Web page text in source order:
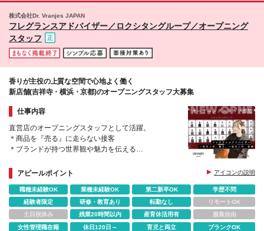
港手当（空港勤務の場合） ◆深夜早朝手当（7時前・
22時以降のシフト勤務に対し） ▼嬉しい制度もご用
引がある福利厚生 □外貨両替優遇レート制度 …etc. ※
残業代は別途支給します ※試用期間あり（6ヶ月／期
務地もございます
に限り、会社が認めたときはタクシー利用可能 ※受動
喫煙対策:屋内禁煙（一部テナント施設に喫煙室設置
クセス情報」よりご確認ください。
株式会社Dr. Vranjes JAPAN
フレグランスアドバイザー／ロクシタングループ／オープニング
スタッフ
香りが主役の上質な空間で心地よく働く
新店舗(吉祥寺・横浜・京都)のオープニングスタッフ大募集
仕事内容
直営店のオープニングスタッフとして活躍。
＊商品を『売る』に走らない接客
＊ブランドが持つ世界観や魅力を伝える
アピールポイント
アイコンの説明
職種未経験OK 業種未経験OK 第二新卒OK
学歴不問
経験者限定
研修・教育あり 転勤なし
リモートOK
土日祝休み
残業20時間以内 産育休活用有
服装自由
女性管理職在籍
休日120日～ 育児と両立
ブランクOK